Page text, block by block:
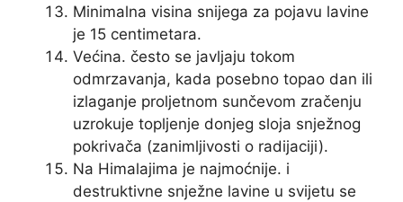
Minimalna visina snijega za pojavu lavine
je 15 centimetara.
Većina. često se javljaju tokom
odmrzavanja, kada posebno topao dan ili
izlaganje proljetnom sunčevom zračenju
uzrokuje topljenje donjeg sloja snježnog
pokrivača (zanimljivosti o radijaciji).
Na Himalajima je najmoćnije. i
destruktivne snježne lavine u svijetu se